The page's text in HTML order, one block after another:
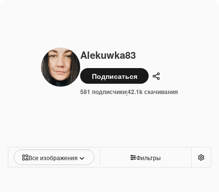
Alekuwka83
Подписаться Поделиться
581 подписчики|42.1k скачивания
Все изображения Фильтры